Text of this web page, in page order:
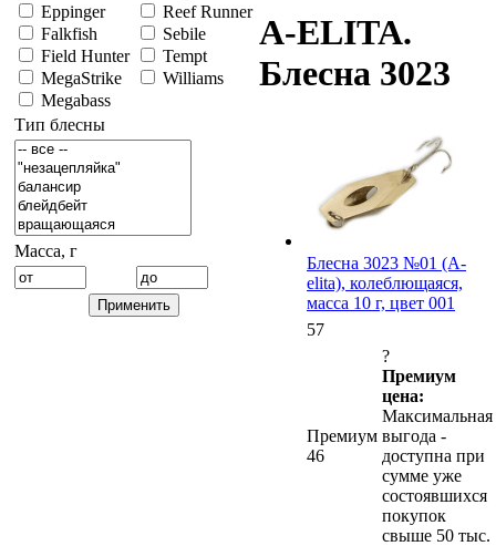
Eppinger
Falkfish
Field Hunter
MegaStrike
Megabass
Reef Runner
Sebile
Tempt
Williams
Тип блесны
Масса, г
A-ELITA.
Блесна 3023
Блесна 3023 №01 (А-
elita), колеблющаяся,
масса 10 г, цвет 001
57
Премиум
46
?
Премиум
цена:
Максимальная
выгода -
доступна при
сумме уже
состоявшихся
покупок
свыше 50 тыс.